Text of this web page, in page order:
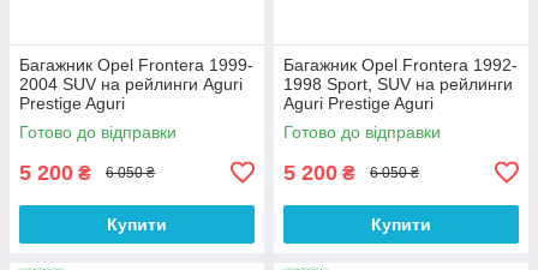
Багажник Opel Frontera 1999-
2004 SUV на рейлинги Aguri
Prestige Aguri
Готово до відправки
5 200 ₴ 6 050 ₴
Купити
Багажник Opel Frontera 1992-
1998 Sport, SUV на рейлинги
Aguri Prestige Aguri
Готово до відправки
5 200 ₴ 6 050 ₴
Купити